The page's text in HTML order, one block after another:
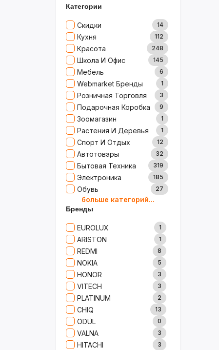
Категории
Скидки 14
Кухня 112
Красота 248
Школа И Офис 145
Мебель 6
Webmarket Бренды 1
Розничная Торговля 3
Подарочная Коробка 9
Зоомагазин 1
Растения И Деревья 1
Спорт И Отдых 12
Автотовары 32
Бытовая Техника 319
Электроника 185
Обувь 27
Товары Для Дома
Ювелирные Изделия
Сад И Дача 52
Аксессуары 61
Игрушки 15
Одежда 5
Сумки И Рюкзаки 27
Ремонт 13
Продукты 35
Детские Товары 72
Бытовая Химия 91
Хобби 40
больше категорий...
Бренды
EUROLUX 1
ARISTON 1
REDMI 8
NOKIA 5
HONOR 3
VITECH 3
PLATINUM 2
CHIQ 13
ÖDÜL 0
VALNA 3
HITACHI 3